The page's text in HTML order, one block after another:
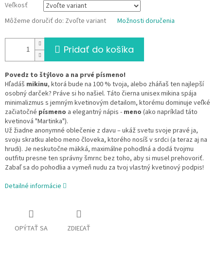
Veľkosť
Môžeme doručiť do: Zvoľte variant Možnosti doručenia
Pridať do košíka
Povedz to štýlovo a na prvé písmeno!
Hľadáš mikinu, ktorá bude na 100 % tvoja, alebo zháňaš ten najlepší
osobný darček? Práve si ho našiel. Táto čierna unisex mikina spája
minimalizmus s jemným kvetinovým detailom, ktorému dominuje veľké
začiatočné písmeno a elegantný nápis - meno (ako napríklad táto
kvetinová "Martinka").
Už žiadne anonymné oblečenie z davu – ukáž svetu svoje pravé ja,
svoju skratku alebo meno človeka, ktorého nosíš v srdci (a teraz aj na
hrudi). Je neskutočne mäkká, maximálne pohodlná a dodá tvojmu
outfitu presne ten správny šmrnc bez toho, aby si musel prehovoriť.
Zabaľ sa do pohodlia a vymeň nudu za tvoj vlastný kvetinový podpis!
Detailné informácie
OPÝTAŤ SA ZDIEĽAŤ